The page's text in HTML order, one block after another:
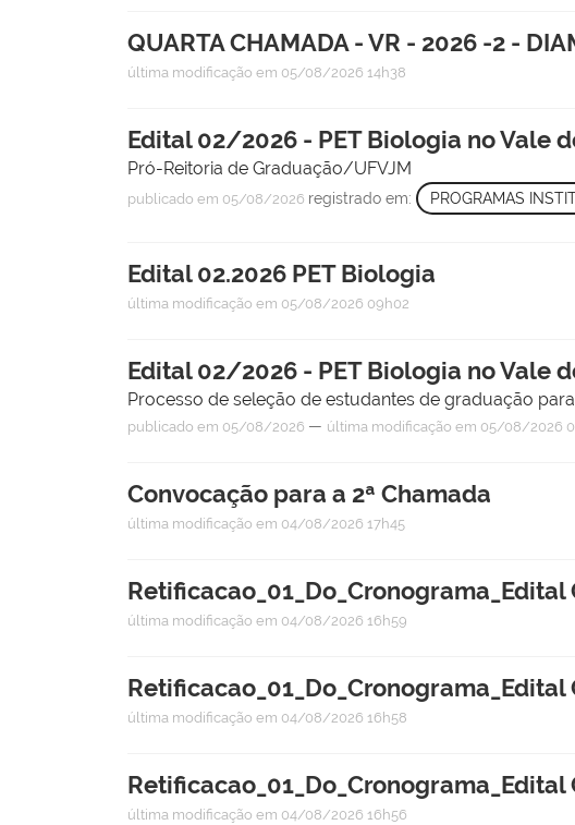
QUARTA CHAMADA - VR - 2026 -2 -
última modificação em 05/08/2026 14h38
Edital 02/2026 - PET Biologia no Vale
Pró-Reitoria de Graduação/UFVJM
publicado em 05/08/2026 registrado em: PROGRAMAS
Edital 02.2026 PET Biologia
última modificação em 05/08/2026 09h02
Edital 02/2026 - PET Biologia no Vale
Processo de seleção de estudantes de graduação
publicado em 05/08/2026 — última modificação em 05/08/2026
Convocação para a 2ª Chamada
última modificação em 04/08/2026 17h45
última modificação em 04/08/2026 16h59
última modificação em 04/08/2026 16h58
última modificação em 04/08/2026 16h56